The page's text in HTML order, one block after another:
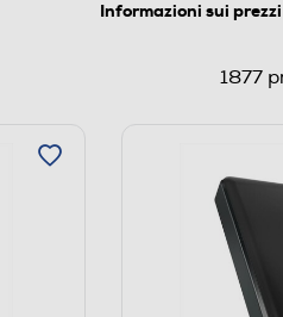
Informazioni sui
1877